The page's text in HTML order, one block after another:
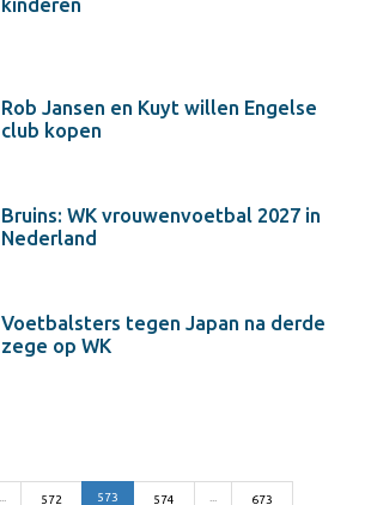
Rob Jansen en Kuyt willen Engelse
club kopen
Bruins: WK vrouwenvoetbal 2027 in
Nederland
Voetbalsters tegen Japan na derde
zege op WK
572 573 574 673